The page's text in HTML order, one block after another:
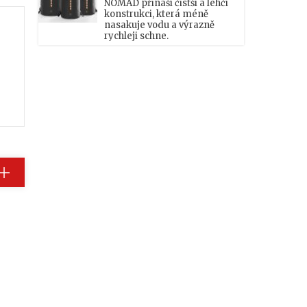
NOMAD přináší čistší a lehčí
konstrukci, která méně
nasakuje vodu a výrazně
rychleji schne.